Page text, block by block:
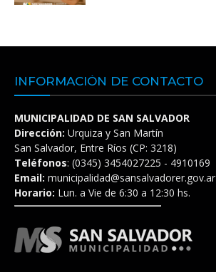
INFORMACIÓN DE CONTACTO
MUNICIPALIDAD DE SAN SALVADOR
Dirección: Urquiza y San Martín
San Salvador, Entre Ríos (CP: 3218)
Teléfonos: (0345) 3454027225 - 4910169
Email: municipalidad@sansalvadorer.gov.ar
Horario: Lun. a Vie de 6:30 a 12:30 hs.